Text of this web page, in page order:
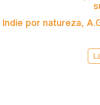
Indie por natureza,